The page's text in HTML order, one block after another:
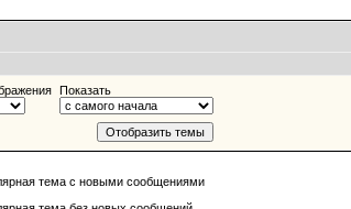
Показать
тема с новыми сообщениями